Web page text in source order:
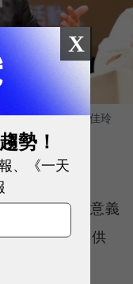
與數位發展部楊佳玲
。
訪台的戰略意義
台美科技與供
X
勢！
、《一天